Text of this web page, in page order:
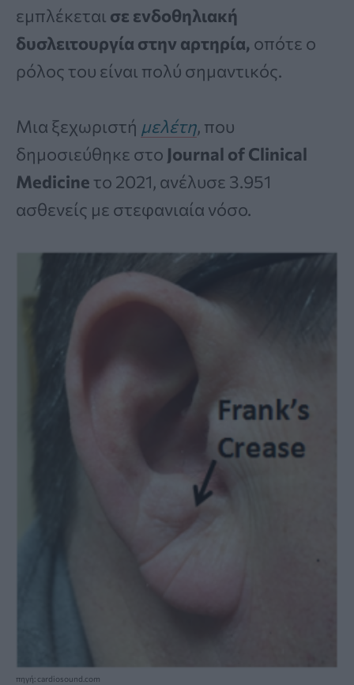
εμπλέκεται σε ενδοθηλιακή
δυσλειτουργία στην αρτηρία, οπότε ο
ρόλος του είναι πολύ σημαντικός.
Μια ξεχωριστή μελέτη, που
δημοσιεύθηκε στο Journal of Clinical
Medicine το 2021, ανέλυσε 3.951
ασθενείς με στεφανιαία νόσο.
πηγή: cardiosound.com